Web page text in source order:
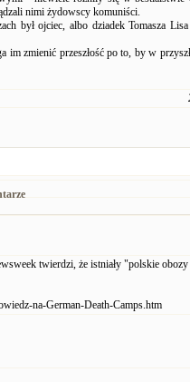
nimi żydowscy komuniści.
był ojciec, albo dziadek Tomasza
im zmienić przeszłość po to, by w
twierdzi, że istniały "polskie obozy
na-German-Death-Camps.htm